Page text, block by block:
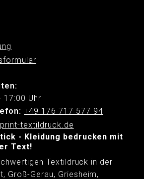
17:00 Uhr
+49 176 717 577 94
textildruck.de
- Kleidung bedrucken mit
Text!
Textildruck in der
Groß-Gerau, Griesheim,